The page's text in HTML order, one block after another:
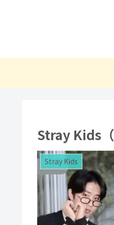
Stray Kids
Stray Kids